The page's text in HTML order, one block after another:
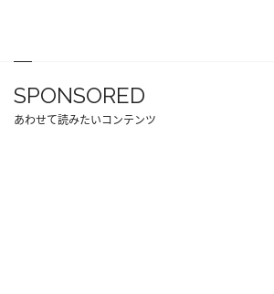
SPONSORED
あわせて読みたいコンテンツ